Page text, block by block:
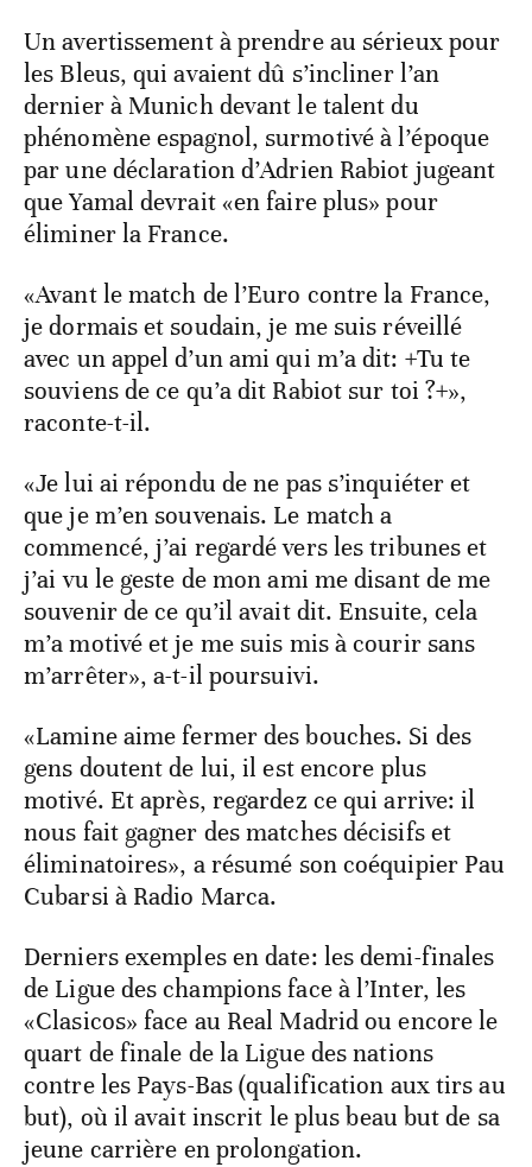
Un avertissement à prendre au sérieux pour
les Bleus, qui avaient dû s’incliner l’an
dernier à Munich devant le talent du
phénomène espagnol, surmotivé à l’époque
par une déclaration d’Adrien Rabiot jugeant
que Yamal devrait «en faire plus» pour
éliminer la France.
«Avant le match de l’Euro contre la France,
je dormais et soudain, je me suis réveillé
avec un appel d’un ami qui m’a dit: +Tu te
souviens de ce qu’a dit Rabiot sur toi ?+»,
raconte-t-il.
«Je lui ai répondu de ne pas s’inquiéter et
que je m’en souvenais. Le match a
commencé, j’ai regardé vers les tribunes et
j’ai vu le geste de mon ami me disant de me
souvenir de ce qu’il avait dit. Ensuite, cela
m’a motivé et je me suis mis à courir sans
m’arrêter», a-t-il poursuivi.
«Lamine aime fermer des bouches. Si des
gens doutent de lui, il est encore plus
motivé. Et après, regardez ce qui arrive: il
nous fait gagner des matches décisifs et
éliminatoires», a résumé son coéquipier Pau
Cubarsi à Radio Marca.
Derniers exemples en date: les demi-finales
de Ligue des champions face à l’Inter, les
«Clasicos» face au Real Madrid ou encore le
quart de finale de la Ligue des nations
contre les Pays-Bas (qualification aux tirs au
but), où il avait inscrit le plus beau but de sa
jeune carrière en prolongation.